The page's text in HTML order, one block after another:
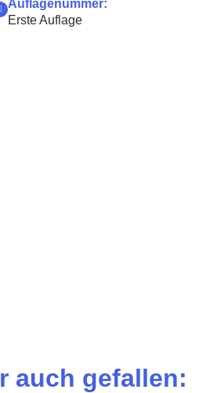
Auflagenummer:
Erste Auflage
auch gefallen: